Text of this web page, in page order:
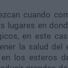
cuando
lugares en
en este
la salud del
los esteros